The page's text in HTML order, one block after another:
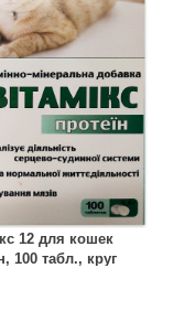
12 для кошек
100 табл., круг